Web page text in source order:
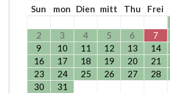
Sun
mon Dien mitt Thu Frei
2
3 4 5 6 7
9
10 11 12 13 14
16
17 18 19 20 21
23
24 25 26 27 28
30
31